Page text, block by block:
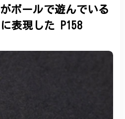
ボールで遊んでいる
表現した P158